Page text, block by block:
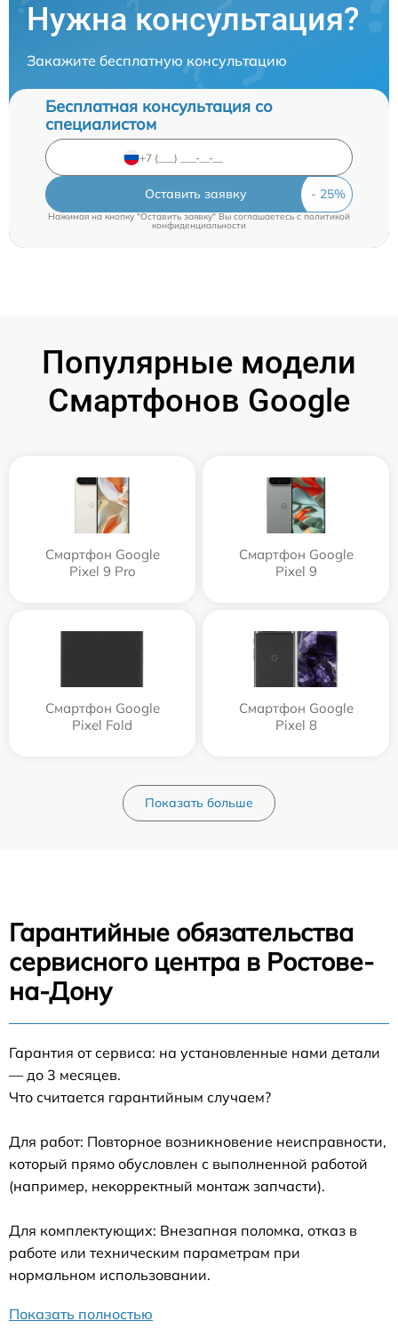
Нужна консультация?
Закажите бесплатную консультацию
Бесплатная консультация со
специалистом
Оставить заявку
Нажимая на кнопку "Оставить заявку" Вы соглашаетесь c политикой
конфиденциальности
Популярные модели
Смартфонов Google
Смартфон Google
Pixel 9 Pro
Смартфон Google
Pixel 9
Смартфон Google
Pixel Fold
Смартфон Google
Pixel 8
Показать больше
Гарантийные обязательства
сервисного центра в Ростове-
на-Дону
Гарантия от сервиса: на установленные нами детали
— до 3 месяцев.
Что считается гарантийным случаем?
Для работ: Повторное возникновение неисправности,
который прямо обусловлен с выполненной работой
(например, некорректный монтаж запчасти).
Для комплектующих: Внезапная поломка, отказ в
работе или техническим параметрам при
нормальном использовании.
Показать полностью